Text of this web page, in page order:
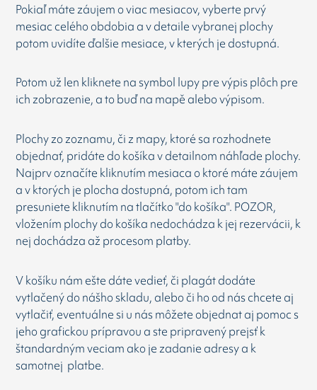
Pokiaľ máte záujem o viac mesiacov, vyberte prvý
mesiac celého obdobia a v detaile vybranej plochy
potom uvidíte ďalšie mesiace, v kterých je dostupná.
Potom už len kliknete na symbol lupy pre výpis plôch pre
ich zobrazenie, a to buď na mapě alebo výpisom.
Plochy zo zoznamu, či z mapy, ktoré sa rozhodnete
objednať, pridáte do košíka v detailnom náhľade plochy.
Najprv označíte kliknutím mesiaca o ktoré máte záujem
a v ktorých je plocha dostupná, potom ich tam
presuniete kliknutím na tlačítko "do košíka". POZOR,
vložením plochy do košíka nedochádza k jej rezervácii, k
nej dochádza až procesom platby.
V košíku nám ešte dáte vedieť, či plagát dodáte
vytlačený do nášho skladu, alebo či ho od nás chcete aj
vytlačiť, eventuálne si u nás môžete objednat aj pomoc s
jeho grafickou prípravou a ste pripravený prejsť k
štandardným veciam ako je zadanie adresy a k
samotnej platbe.